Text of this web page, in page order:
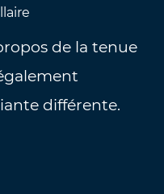
de la tenue
différente.